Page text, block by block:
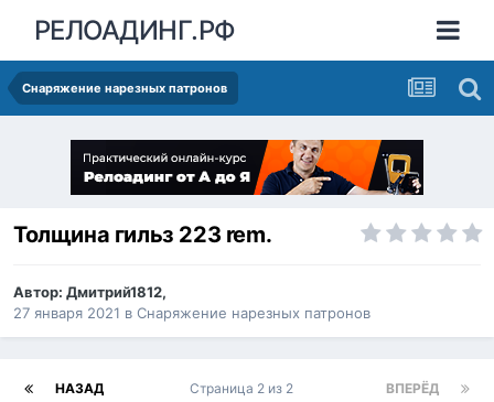
РЕЛОАДИНГ.РФ
Снаряжение нарезных патронов
Толщина гильз 223 rem.
Автор: Дмитрий1812,
27 января 2021 в Снаряжение нарезных патронов
НАЗАД ВПЕРЁД
Страница 2 из 2